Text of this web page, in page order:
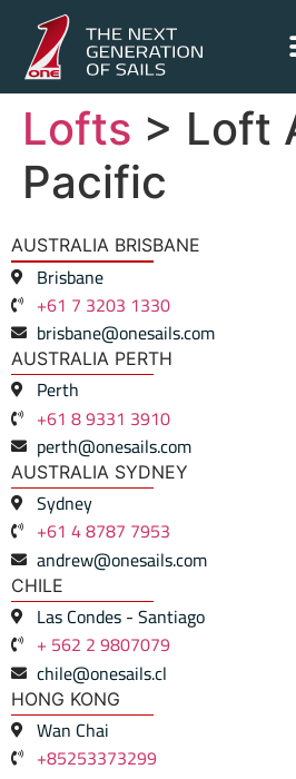
Lofts > Loft
Pacific
AUSTRALIA BRISBANE
Brisbane
+61 7 3203 1330
brisbane@onesails.com
AUSTRALIA PERTH
Perth
+61 8 9331 3910
perth@onesails.com
AUSTRALIA SYDNEY
Sydney
+61 4 8787 7953
andrew@onesails.com
CHILE
Las Condes - Santiago
+ 562 2 9807079
chile@onesails.cl
HONG KONG
Wan Chai
+85253373299